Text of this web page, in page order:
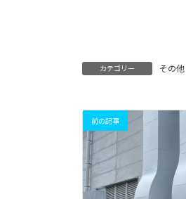
カテゴリー その他
前の記事